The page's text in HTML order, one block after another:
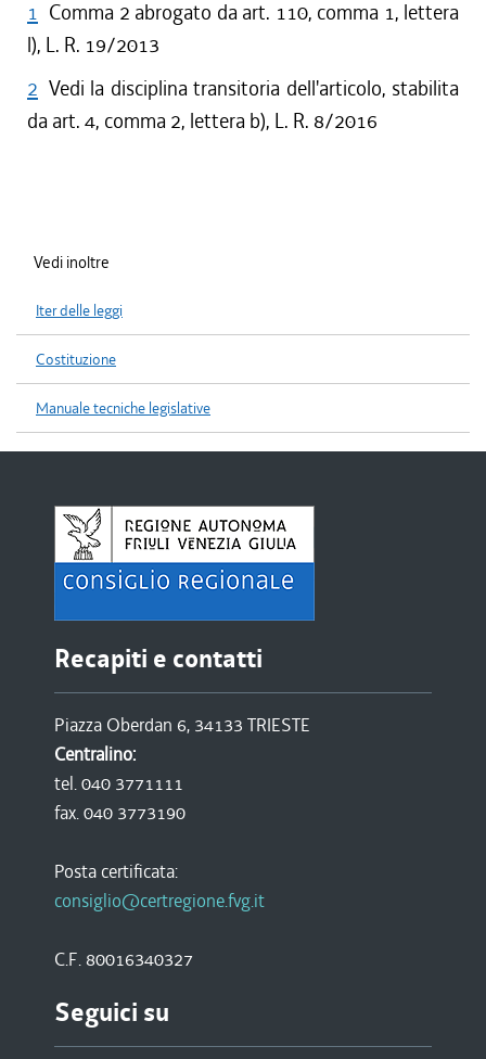
1 Comma 2 abrogato da art. 110, comma 1, lettera
l), L. R. 19/2013
2 Vedi la disciplina transitoria dell'articolo, stabilita
da art. 4, comma 2, lettera b), L. R. 8/2016
Vedi inoltre
Iter delle leggi
Costituzione
Manuale tecniche legislative
Recapiti e contatti
Piazza Oberdan 6, 34133 TRIESTE
Centralino:
tel. 040 3771111
fax. 040 3773190
Posta certificata:
consiglio@certregione.fvg.it
C.F. 80016340327
Seguici su